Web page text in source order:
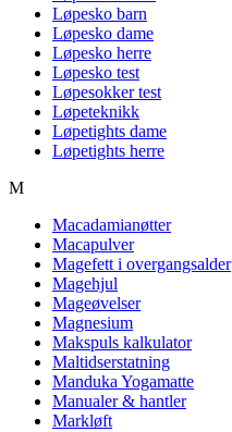
Løpesko barn
Løpesko dame
Løpesko herre
Løpesko test
Løpesokker test
Løpeteknikk
Løpetights dame
Løpetights herre
M
Macadamianøtter
Macapulver
Magefett i overgangsalder
Magehjul
Mageøvelser
Magnesium
Makspuls kalkulator
Maltidserstatning
Manduka Yogamatte
Manualer & hantler
Markløft